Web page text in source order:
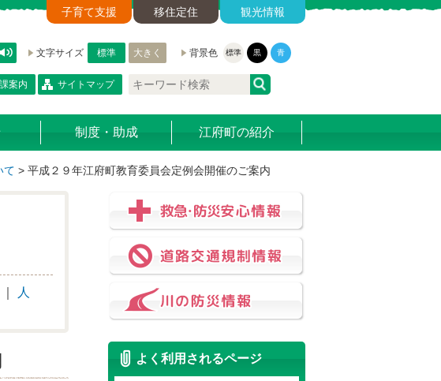
子育て支援 移住定住
観光情報
文字サイズ 標準 大きく 背景色 標準 黒 青
案内 サイトマップ
制度・助成 江府町の紹介
て > 平成２９年江府町教育委員会定例会開催のご案内
人
よく利用されるページ